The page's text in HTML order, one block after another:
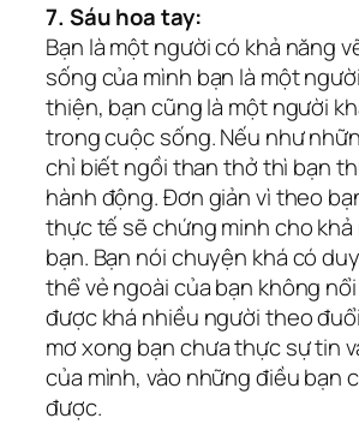
7. Sáu hoa tay:
Bạn là một người có khả năng
sống của mình bạn là một
thiện, bạn cũng là một người
trong cuộc sống. Nếu như
chỉ biết ngồi than thở thì bạn
hành động. Đơn giản vì theo
thực tế sẽ chứng minh cho khả
bạn. Bạn nói chuyện khá có
thể vẻ ngoài của bạn không
được khá nhiều người theo
mơ xong bạn chưa thực sự tin
của mình, vào những điều bạn
được.